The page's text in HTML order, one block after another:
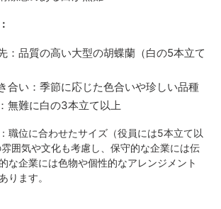
：品質の高い大型の胡蝶蘭（白の5本立て
合い：季節に応じた色合いや珍しい品種
無難に白の3本立て以上
職位に合わせたサイズ（役員には5本立て以
雰囲気や文化も考慮し、保守的な企業には伝
な企業には色物や個性的なアレンジメント
ります。